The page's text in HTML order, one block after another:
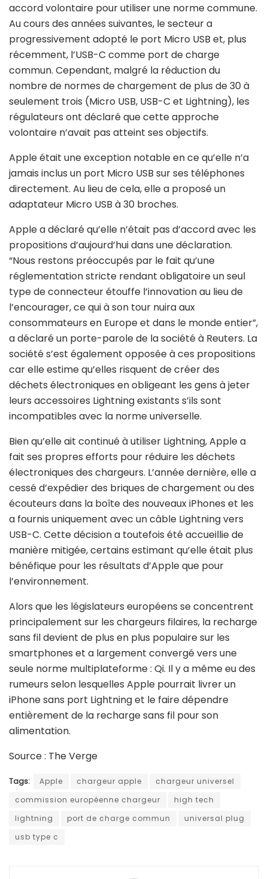
accord volontaire pour utiliser une norme commune.
Au cours des années suivantes, le secteur a
progressivement adopté le port Micro USB et, plus
récemment, l’USB-C comme port de charge
commun. Cependant, malgré la réduction du
nombre de normes de chargement de plus de 30 à
seulement trois (Micro USB, USB-C et Lightning), les
régulateurs ont déclaré que cette approche
volontaire n’avait pas atteint ses objectifs.
Apple était une exception notable en ce qu’elle n’a
jamais inclus un port Micro USB sur ses téléphones
directement. Au lieu de cela, elle a proposé un
adaptateur Micro USB à 30 broches.
Apple a déclaré qu’elle n’était pas d’accord avec les
propositions d’aujourd’hui dans une déclaration.
“Nous restons préoccupés par le fait qu’une
réglementation stricte rendant obligatoire un seul
type de connecteur étouffe l’innovation au lieu de
l’encourager, ce qui à son tour nuira aux
consommateurs en Europe et dans le monde entier”,
a déclaré un porte-parole de la société à Reuters. La
société s’est également opposée à ces propositions
car elle estime qu’elles risquent de créer des
déchets électroniques en obligeant les gens à jeter
leurs accessoires Lightning existants s’ils sont
incompatibles avec la norme universelle.
Bien qu’elle ait continué à utiliser Lightning, Apple a
fait ses propres efforts pour réduire les déchets
électroniques des chargeurs. L’année dernière, elle a
cessé d’expédier des briques de chargement ou des
écouteurs dans la boîte des nouveaux iPhones et les
a fournis uniquement avec un câble Lightning vers
USB-C. Cette décision a toutefois été accueillie de
manière mitigée, certains estimant qu’elle était plus
bénéfique pour les résultats d’Apple que pour
l’environnement.
Alors que les législateurs européens se concentrent
principalement sur les chargeurs filaires, la recharge
sans fil devient de plus en plus populaire sur les
smartphones et a largement convergé vers une
seule norme multiplateforme : Qi. Il y a même eu des
rumeurs selon lesquelles Apple pourrait livrer un
iPhone sans port Lightning et le faire dépendre
entièrement de la recharge sans fil pour son
alimentation.
Source : The Verge
Tags: Apple chargeur apple
chargeur universel
commission européenne chargeur
high tech
lightning
port de charge commun
universal plug
usb type c